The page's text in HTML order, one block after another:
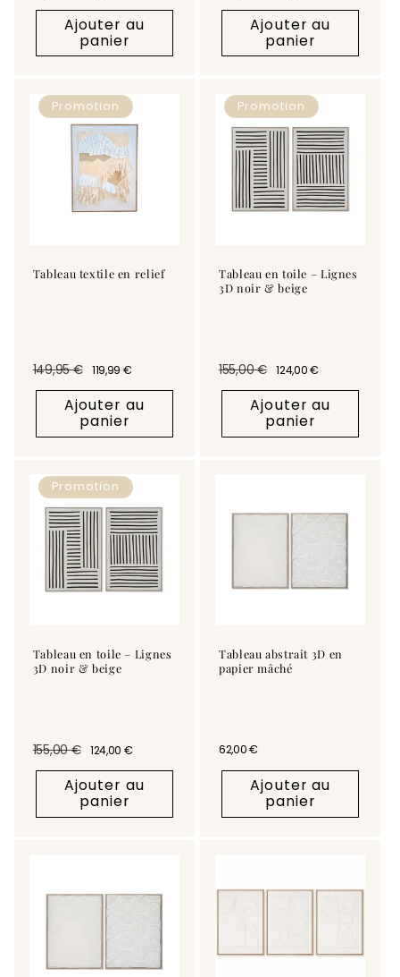
Ajouter au
panier
Ajouter au
panier
Promotion
Tableau textile en relief
Prix habituel
149,95 €
Prix promotionnel
119,99 €
Ajouter au
panier
Promotion
Tableau en toile – Lignes
3D noir & beige
Prix habituel
155,00 €
Prix promotionnel
124,00 €
Ajouter au
panier
Promotion
Tableau en toile – Lignes
3D noir & beige
Prix habituel
155,00 €
Prix promotionnel
124,00 €
Ajouter au
panier
Tableau abstrait 3D en
papier mâché
Prix habituel
62,00 €
Ajouter au
panier